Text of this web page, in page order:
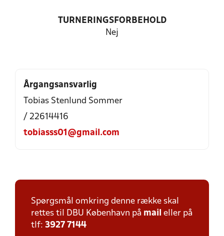
TURNERINGSFORBEHOLD
Nej
Årgangsansvarlig
Tobias Stenlund Sommer
/ 22614416
tobiasss01@gmail.com
Spørgsmål omkring denne række skal
rettes til DBU København på mail eller på
tlf: 3927 7144